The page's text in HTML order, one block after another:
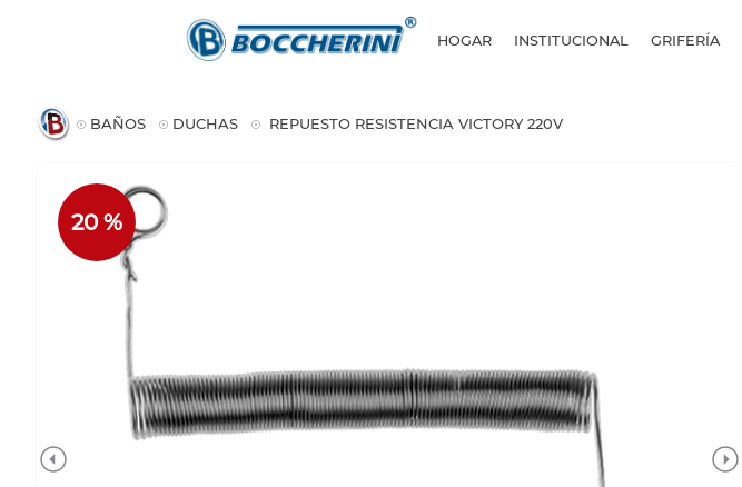
HOGAR INSTITUCIONAL GRIFERÍA
BAÑOS DUCHAS REPUESTO RESISTENCIA VICTORY 220V
20 %